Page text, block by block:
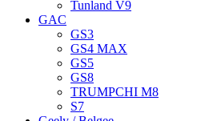
Tunland V9
GAC
GS3
GS4 MAX
GS5
GS8
TRUMPCHI M8
S7